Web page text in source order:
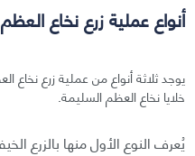
أنواع عملية زرع نخاع العظم
يوجد ثلاثة أنواع من عملية زرع نخاع
خلايا نخاع العظم السليمة.
يُعرف النوع الأول منها بالزرع